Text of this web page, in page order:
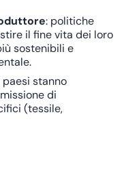
: politiche
il fine vita dei loro
sostenibili e
paesi stanno
di
(tessile,